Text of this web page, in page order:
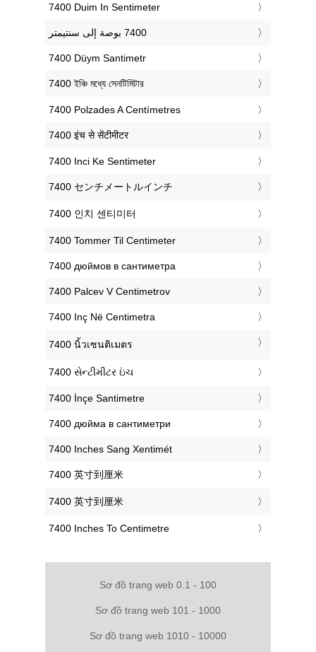
‎7400 Duim In Sentimeter
‎7400 Düym Santimetr
‎7400 ইঞ্চি মধ্যে সেনটিমিটার
‎7400 Polzades A Centímetres
‎7400 इंच से सेंटीमीटर
‎7400 Inci Ke Sentimeter
‎7400 センチメートルインチ
‎7400 인치 센티미터
‎7400 Tommer Til Centimeter
‎7400 дюймов в сантиметра
‎7400 Palcev V Centimetrov
‎7400 Inç Në Centimetra
‎7400 นิ้วเซนติเมตร
‎7400 સેન્ટીમીટર ઇંચ
‎7400 İnçe Santimetre
‎7400 дюйма в сантиметри
‎7400 Inches Sang Xentimét
‎7400 英寸到厘米
‎7400 英寸到厘米
‎7400 Inches To Centimetre
Sơ đồ trang web 0.1 - 100
Sơ đồ trang web 101 - 1000
Sơ đồ trang web 1010 - 10000